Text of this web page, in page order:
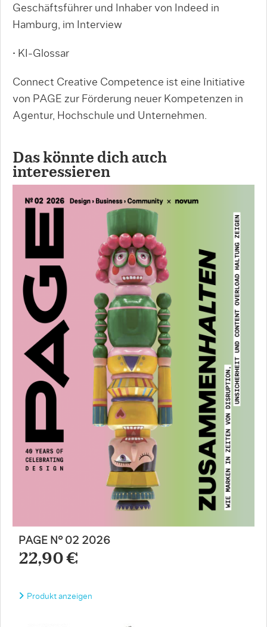
Geschäftsführer und Inhaber von Indeed in
Hamburg, im Interview
• KI-Glossar
Connect Creative Competence ist eine Initiative
von PAGE zur Förderung neuer Kompetenzen in
Agentur, Hochschule und Unternehmen.
Das könnte dich auch
interessieren
PAGE N° 02 2026
22,90 €
Produkt anzeigen